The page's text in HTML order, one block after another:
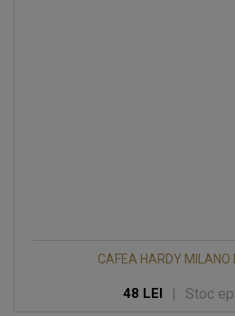
CAFEA HARDY MILANO
48 LEI | Stoc